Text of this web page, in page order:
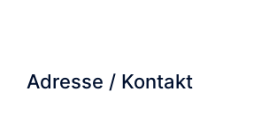
Adresse / Kontakt